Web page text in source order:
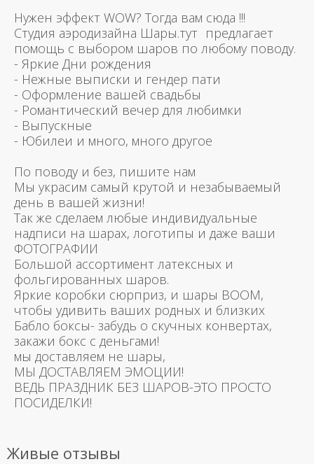
Нужен эффект WOW? Тогда вам сюда !!!
Студия аэродизайна Шары.тут предлагает
помощь с выбором шаров по любому поводу.
- Яркие Дни рождения
- Нежные выписки и гендер пати
- Оформление вашей свадьбы
- Романтический вечер для любимки
- Выпускные
- Юбилеи и много, много другое
По поводу и без, пишите нам
Мы украсим самый крутой и незабываемый
день в вашей жизни!
Так же сделаем любые индивидуальные
надписи на шарах, логотипы и даже ваши
ФОТОГРАФИИ
Большой ассортимент латексных и
фольгированных шаров.
Яркие коробки сюрприз, и шары BOOM,
чтобы удивить ваших родных и близких
Бабло боксы- забудь о скучных конвертах,
закажи бокс с деньгами!
мы доставляем не шары,
МЫ ДОСТАВЛЯЕМ ЭМОЦИИ!
ВЕДЬ ПРАЗДНИК БЕЗ ШАРОВ-ЭТО ПРОСТО
ПОСИДЕЛКИ!
Живые отзывы